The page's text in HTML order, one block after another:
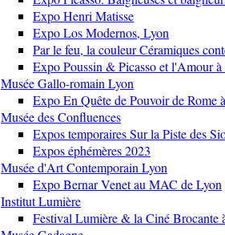
Expo Henri Matisse
Expo Los Modernos, Lyon
Par le feu, la couleur Céramiques
Expo Poussin & Picasso et l'Amour
Musée Gallo-romain Lyon
Expo En Quête de Pouvoir de Rome
Musée des Confluences
Expos temporaires Sur la Piste des
Expos éphémères 2023
Musée d'Art Contemporain Lyon
Expo Bernar Venet au MAC de Lyon
Institut Lumière
Festival Lumière & la Ciné Brocante